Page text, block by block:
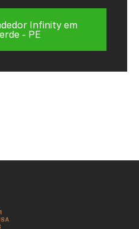
Infinity em
- PE